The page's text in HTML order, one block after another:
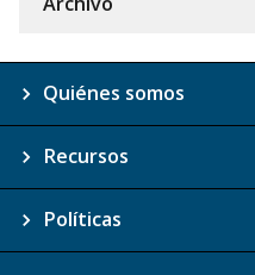
Quiénes somos
Recursos
Políticas